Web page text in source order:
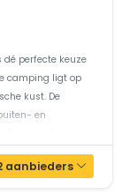
dé perfecte keuze
camping ligt op
kust. De
en
aanbieders